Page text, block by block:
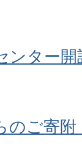
ンター
のご寄附